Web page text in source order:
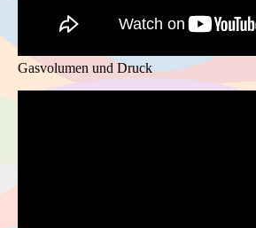
Gasvolumen und Druck